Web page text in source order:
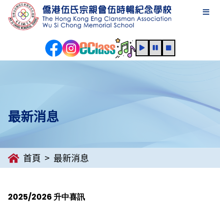
最新消息
首頁 最新消息
2025/2026 升中喜訊